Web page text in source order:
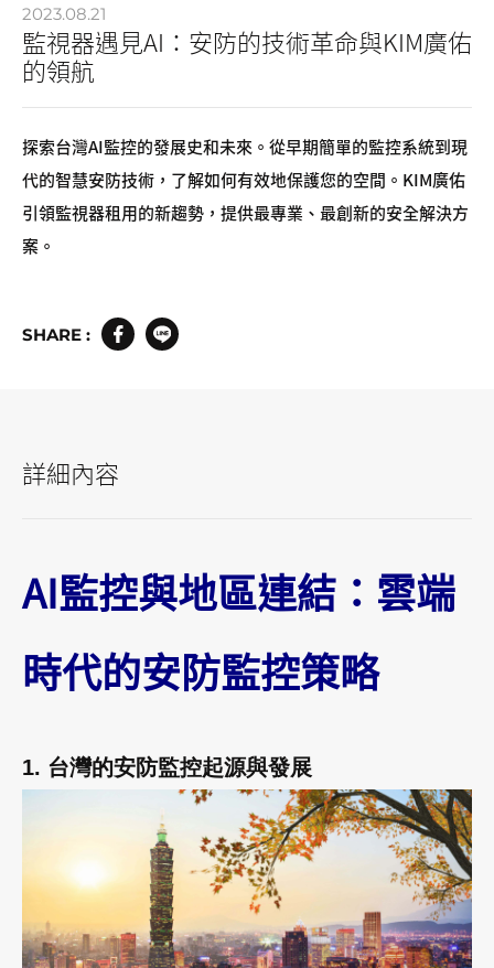
2023.08.21
監視器遇見AI：安防的技術革命與KIM廣佑
的領航
探索台灣AI監控的發展史和未來。從早期簡單的監控系統到現
代的智慧安防技術，了解如何有效地保護您的空間。KIM廣佑
引領監視器租用的新趨勢，提供最專業、最創新的安全解決方
案。
SHARE :
詳細內容
AI監控與地區連結：雲端
時代的安防監控策略
1. 台灣的安防監控起源與發展